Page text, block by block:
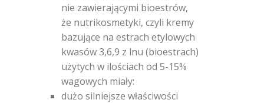
nie zawierającymi bioestrów,
że nutrikosmetyki, czyli kremy
bazujące na estrach etylowych
kwasów 3,6,9 z lnu (bioestrach)
użytych w ilościach od 5-15%
wagowych miały:
dużo silniejsze właściwości